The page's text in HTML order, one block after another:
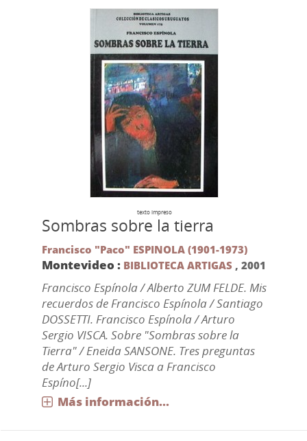
texto impreso
Sombras sobre la tierra
Francisco "Paco" ESPINOLA (1901-1973)
Montevideo : BIBLIOTECA ARTIGAS , 2001
Francisco Espínola / Alberto ZUM FELDE. Mis
recuerdos de Francisco Espínola / Santiago
DOSSETTI. Francisco Espínola / Arturo
Sergio VISCA. Sobre "Sombras sobre la
Tierra" / Eneida SANSONE. Tres preguntas
de Arturo Sergio Visca a Francisco
Espíno[...]
Más información...